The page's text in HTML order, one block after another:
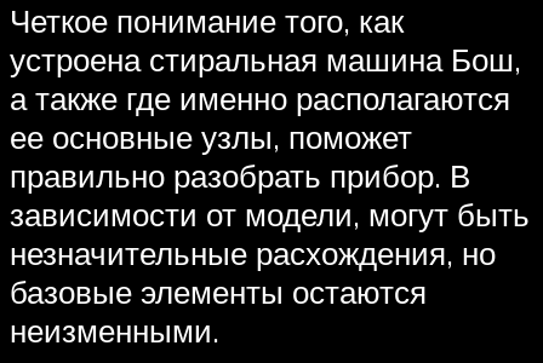
Четкое понимание того, как
устроена стиральная машина Бош,
а также где именно располагаются
ее основные узлы, поможет
правильно разобрать прибор. В
зависимости от модели, могут быть
незначительные расхождения, но
базовые элементы остаются
неизменными.